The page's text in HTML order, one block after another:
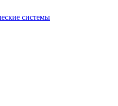
системы